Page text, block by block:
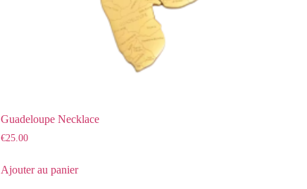
Guadeloupe Necklace
€25.00
Ajouter au panier